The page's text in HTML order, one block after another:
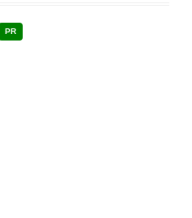
PR